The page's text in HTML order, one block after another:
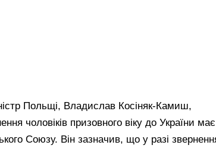
Польщі, Владислав Косіняк-Камиш,
чоловіків призовного віку до України має
Союзу. Він зазначив, що у разі